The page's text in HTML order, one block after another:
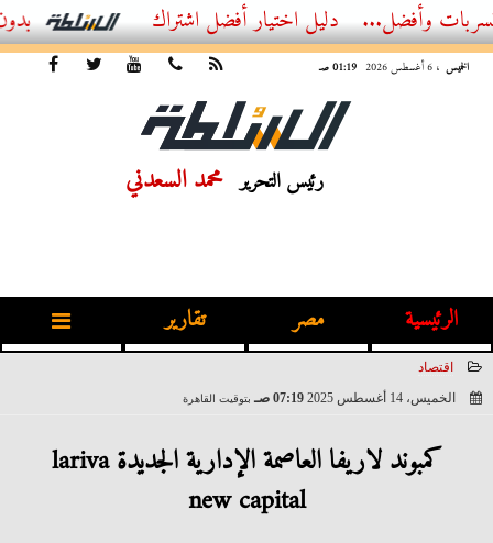
أفضل اشتراك IPTV بدون تقطيع 2026 – دليل المشاهد العصري
الخميس ، 6 أغسطس 2026 01:19 صـ
رئيس التحرير محمد السعدني
الرئيسية مصر تقارير
اقتصاد
الخميس، 14 أغسطس 2025
07:19 صـ بتوقيت القاهرة
كمبوند لاريفا العاصمة الإدارية الجديدة lariva
new capital